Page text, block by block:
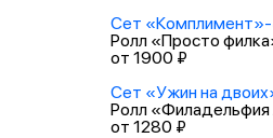
Сет
Ролл «Просто
от 1900 ₽
Сет «Ужин на
Ролл «Филадельфия
от 1280 ₽